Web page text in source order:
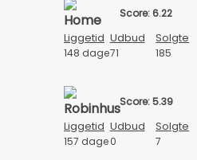
Score: 6.22
Liggetid Udbud Solgte
148 dage71 185
Score: 5.39
Liggetid Udbud Solgte
157 dage0 7